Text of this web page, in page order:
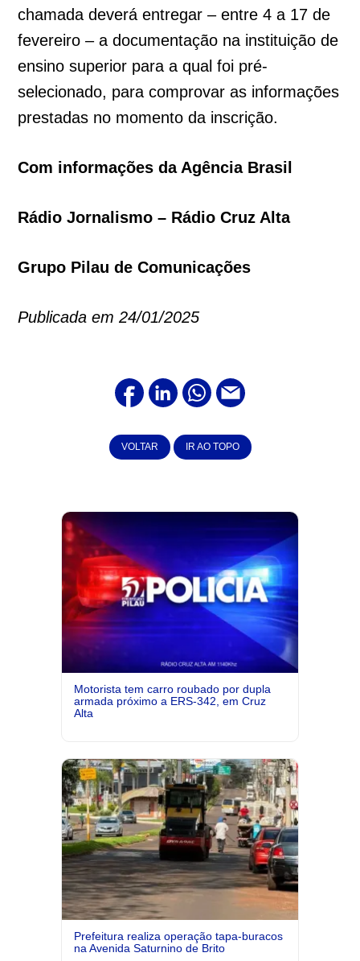
chamada deverá entregar – entre 4 a 17 de
fevereiro – a documentação na instituição de
ensino superior para a qual foi pré-
selecionado, para comprovar as informações
prestadas no momento da inscrição.
Com informações da Agência Brasil
Rádio Jornalismo – Rádio Cruz Alta
Grupo Pilau de Comunicações
Publicada em 24/01/2025
VOLTAR IR AO TOPO
Motorista tem carro roubado por dupla
armada próximo a ERS-342, em Cruz
Alta
Prefeitura realiza operação tapa-buracos
na Avenida Saturnino de Brito